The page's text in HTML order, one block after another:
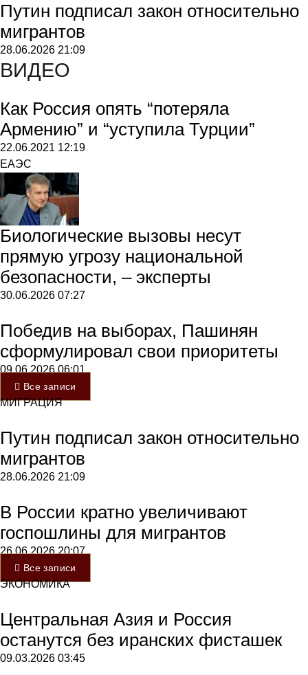
Путин подписал закон относительно
мигрантов
28.06.2026 21:09
ВИДЕО
Как Россия опять “потеряла
Армению” и “уступила Турции”
22.06.2021 12:19
ЕАЭС
Биологические вызовы несут
прямую угрозу национальной
безопасности, – эксперты
30.06.2026 07:27
Победив на выборах, Пашинян
сформулировал свои приоритеты
09.06.202606:01
Все записи
МИГРАЦИЯ
Путин подписал закон относительно
мигрантов
28.06.2026 21:09
В России кратно увеличивают
госпошлины для мигрантов
26.06.202620:07
Все записи
ЭКОНОМИКА
Центральная Азия и Россия
останутся без иранских фисташек
09.03.2026 03:45